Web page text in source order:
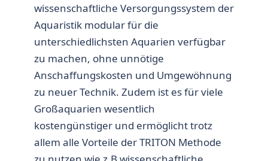
wissenschaftliche Versorgungssystem der
Aquaristik modular für die
unterschiedlichsten Aquarien verfügbar
zu machen, ohne unnötige
Anschaffungskosten und Umgewöhnung
zu neuer Technik. Zudem ist es für viele
Großaquarien wesentlich
kostengünstiger und ermöglicht trotz
allem alle Vorteile der TRITON Methode